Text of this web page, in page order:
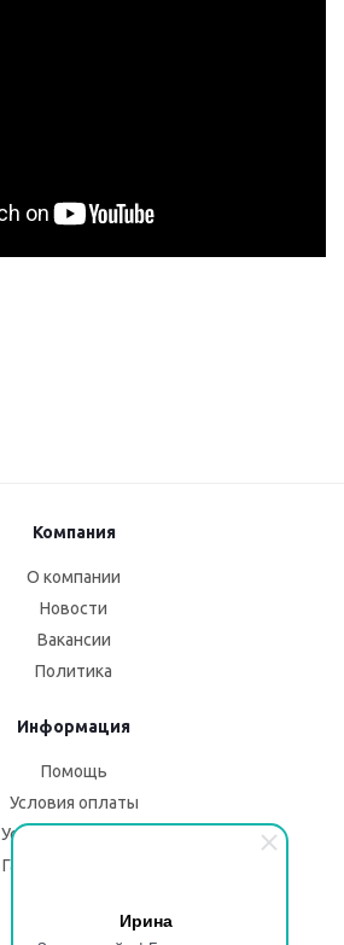
Ирина
Компания
О компании
Новости
Вакансии
Политика
Информация
Помощь
Условия оплаты
Условия доставки
Гарантия на товар